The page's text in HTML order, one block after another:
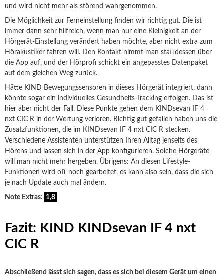
und wird nicht mehr als störend wahrgenommen.
Die Möglichkeit zur Ferneinstellung finden wir richtig gut. Die ist
immer dann sehr hilfreich, wenn man nur eine Kleinigkeit an der
Hörgerät-Einstellung verändert haben möchte, aber nicht extra zum
Hörakustiker fahren will. Den Kontakt nimmt man stattdessen über
die App auf, und der Hörprofi schickt ein angepasstes Datenpaket
auf dem gleichen Weg zurück.
Hätte KIND Bewegungssensoren in dieses Hörgerät integriert, dann
könnte sogar ein individuelles Gesundheits-Tracking erfolgen. Das ist
hier aber nicht der Fall. Diese Punkte gehen dem KINDsevan IF 4
nxt CIC R in der Wertung verloren. Richtig gut gefallen haben uns die
Zusatzfunktionen, die im KINDsevan IF 4 nxt CIC R stecken.
Verschiedene Assistenten unterstützen Ihren Alltag jenseits des
Hörens und lassen sich in der App konfigurieren. Solche Hörgeräte
will man nicht mehr hergeben. Übrigens: An diesen Lifestyle-
Funktionen wird oft noch gearbeitet, es kann also sein, dass die sich
je nach Update auch mal ändern.
Note Extras: 1,8
Fazit: KIND KINDsevan IF 4 nxt
CIC R
Abschließend lässt sich sagen, dass es sich bei diesem Gerät um einen